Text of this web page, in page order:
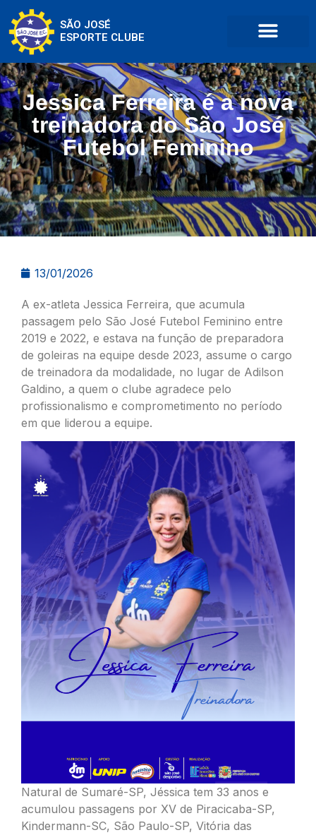
SÃO JOSÉ
ESPORTE CLUBE
Jessica Ferreira é a nova
treinadora do São José
Futebol Feminino
13/01/2026
A ex-atleta Jessica Ferreira, que acumula
passagem pelo São José Futebol Feminino entre
2019 e 2022, e estava na função de preparadora
de goleiras na equipe desde 2023, assume o cargo
de treinadora da modalidade, no lugar de Adilson
Galdino, a quem o clube agradece pelo
profissionalismo e comprometimento no período
em que liderou a equipe.
Natural de Sumaré-SP, Jéssica tem 33 anos e
acumulou passagens por XV de Piracicaba-SP,
Kindermann-SC, São Paulo-SP, Vitória das